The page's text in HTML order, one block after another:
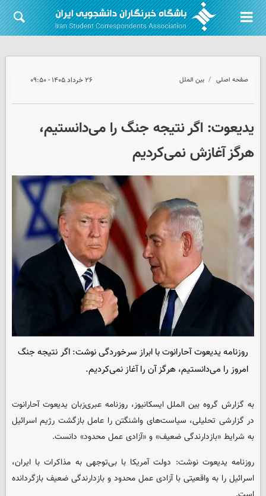
صفحه اصلی بین الملل ۲۶ خرداد ۱۴۰۵ - ۰۹:۵۰
یدیعوت: اگر نتیجه جنگ را می‌دانستیم،
هرگز آغازش نمی‌کردیم
روزنامه یدیعوت آحارانوت با ابراز سرخوردگی نوشت: اگر نتیجه جنگ
امروز را می‌دانستیم، هرگز آن را آغاز نمی‌کردیم.
به گزارش گروه بین الملل ایسکانیوز، روزنامه عبری‌زبان یدیعوت آحارانوت
در گزارشی تحلیلی، سیاست‌های واشنگتن را عامل بازگشت رژیم اسرائیل
به شرایط «بازدارندگی ضعیف» و «آزادی عمل محدود» دانست.
روزنامه یدیعوت نوشت: دولت آمریکا با بی‌توجهی به مذاکرات با ایران،
اسرائیل را به واقعیتی با آزادی عمل محدود و بازدارندگی ضعیف بازگردانده